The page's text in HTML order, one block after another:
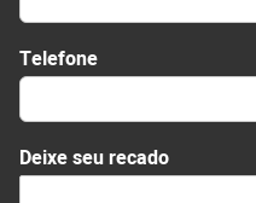
e
D
e
x
D
Telefone
Deixe seu recado